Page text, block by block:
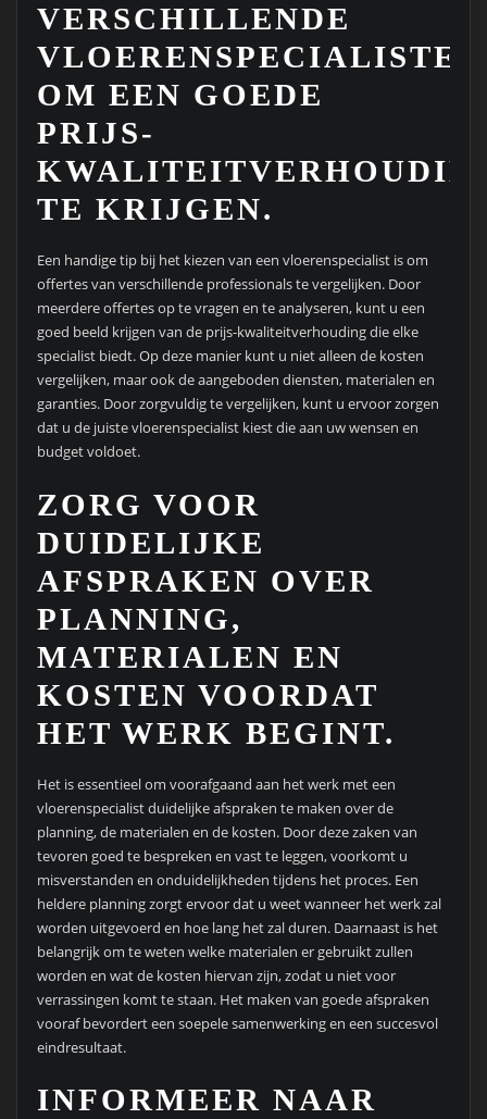
VERSCHILLENDE
VLOERENSPECIALISTEN
OM EEN GOEDE
PRIJS-
TE KRIJGEN.
Een handige tip bij het kiezen van een vloerenspecialist is om
offertes van verschillende professionals te vergelijken. Door
meerdere offertes op te vragen en te analyseren, kunt u een
goed beeld krijgen van de prijs-kwaliteitverhouding die elke
specialist biedt. Op deze manier kunt u niet alleen de kosten
vergelijken, maar ook de aangeboden diensten, materialen en
garanties. Door zorgvuldig te vergelijken, kunt u ervoor zorgen
dat u de juiste vloerenspecialist kiest die aan uw wensen en
budget voldoet.
ZORG VOOR
DUIDELIJKE
AFSPRAKEN OVER
PLANNING,
MATERIALEN EN
KOSTEN VOORDAT
HET WERK BEGINT.
Het is essentieel om voorafgaand aan het werk met een
vloerenspecialist duidelijke afspraken te maken over de
planning, de materialen en de kosten. Door deze zaken van
tevoren goed te bespreken en vast te leggen, voorkomt u
misverstanden en onduidelijkheden tijdens het proces. Een
heldere planning zorgt ervoor dat u weet wanneer het werk zal
worden uitgevoerd en hoe lang het zal duren. Daarnaast is het
belangrijk om te weten welke materialen er gebruikt zullen
worden en wat de kosten hiervan zijn, zodat u niet voor
verrassingen komt te staan. Het maken van goede afspraken
vooraf bevordert een soepele samenwerking en een succesvol
eindresultaat.
INFORMEER NAAR